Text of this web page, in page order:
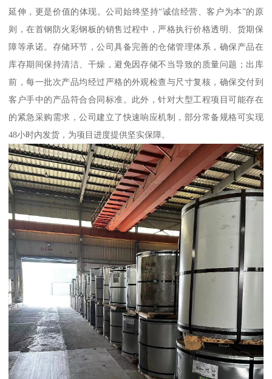
延伸，更是价值的体现。公司始终坚持“诚信经营、客户为本”的原
则，在首钢防火彩钢板的销售过程中，严格执行价格透明、货期保
障等承诺。存储环节，公司具备完善的仓储管理体系，确保产品在
库存期间保持清洁、干燥，避免因存储不当导致的质量问题；出库
前，每一批次产品均经过严格的外观检查与尺寸复核，确保交付到
客户手中的产品符合合同标准。此外，针对大型工程项目可能存在
的紧急采购需求，公司建立了快速响应机制，部分常备规格可实现
48小时内发货，为项目进度提供坚实保障。